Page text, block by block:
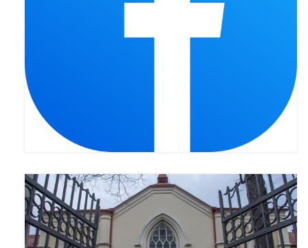
Wielki Piątek 2019
Wielki Czwartek 2019
Droga Krzyżowa w parafii św. Jakuba